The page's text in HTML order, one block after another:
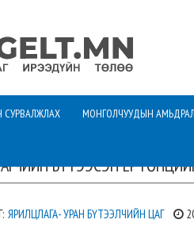
СУРВАЛЖЛАХ МОНГОЛЧУУДЫН АМЬДРАЛ
БҮТЭЭСЭН
ЯРИЛЦЛАГА- УРАН БҮТЭЭЛЧИЙН ЦАГ